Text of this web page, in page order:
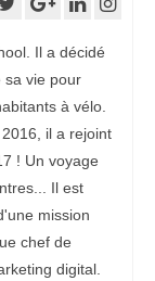
Il a décidé
sa vie pour
à vélo.
il a rejoint
! Un voyage
Il est
mission
chef de
digital.